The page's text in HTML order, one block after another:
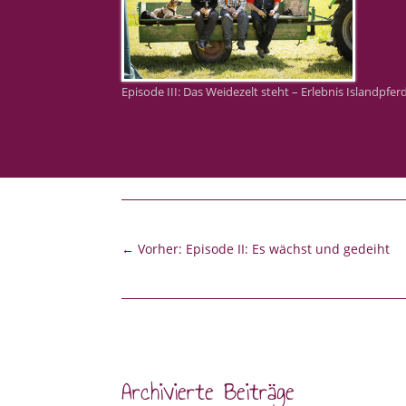
Episode III: Das Weidezelt steht – Erlebnis
←Vorher: Episode II: Es wächst und gedeiht
Archivierte Beiträge